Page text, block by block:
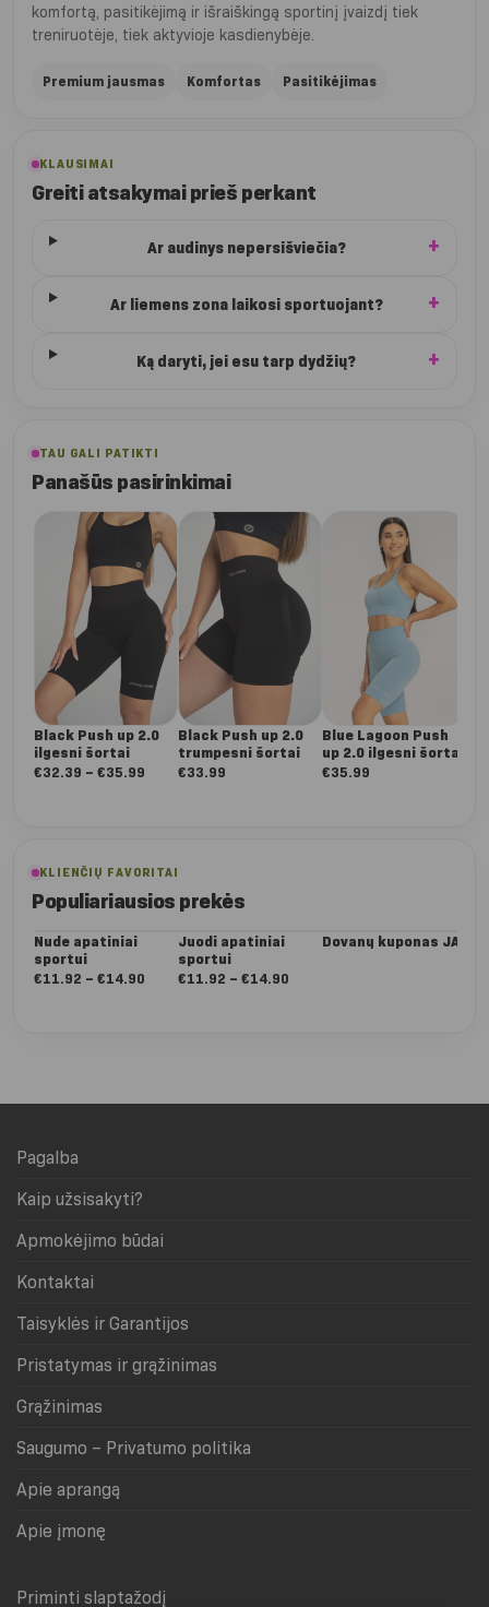
komfortą, pasitikėjimą ir išraiškingą sportinį įvaizdį tiek
treniruotėje, tiek aktyvioje kasdienybėje.
Premium jausmas Komfortas Pasitikėjimas
KLAUSIMAI
Greiti atsakymai prieš perkant
Ar audinys nepersišviečia?
Ar liemens zona laikosi sportuojant?
Ką daryti, jei esu tarp dydžių?
TAU GALI PATIKTI
Panašūs pasirinkimai
Black Push up 2.0
ilgesni šortai
€32.39 – €35.99
Black Push up 2.0
trumpesni šortai
€33.99
Blue Lagoon Push
up 2.0 ilgesni šortai
€35.99
KLIENČIŲ FAVORITAI
Populiariausios prekės
Nude apatiniai
sportui
€11.92 – €14.90
Juodi apatiniai
sportui
€11.92 – €14.90
Dovanų kuponas JAI
Pagalba
Kaip užsisakyti?
Apmokėjimo būdai
Kontaktai
Taisyklės ir Garantijos
Pristatymas ir grąžinimas
Grąžinimas
Saugumo – Privatumo politika
Apie aprangą
Apie įmonę
Priminti slaptažodį